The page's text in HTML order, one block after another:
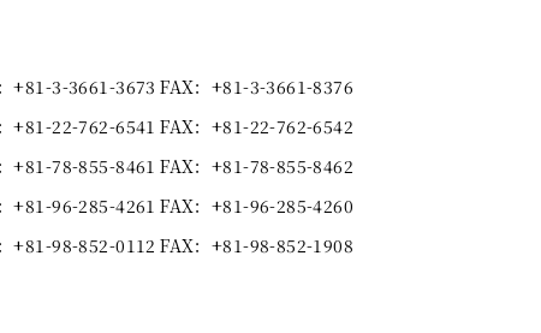
+81-3-3661-3673 FAX
+81-3-3661-8376
+81-22-762-6541 FAX
+81-22-762-6542
+81-78-855-8461 FAX
+81-78-855-8462
+81-96-285-4261 FAX
+81-96-285-4260
+81-98-852-0112 FAX +81-98-852-1908